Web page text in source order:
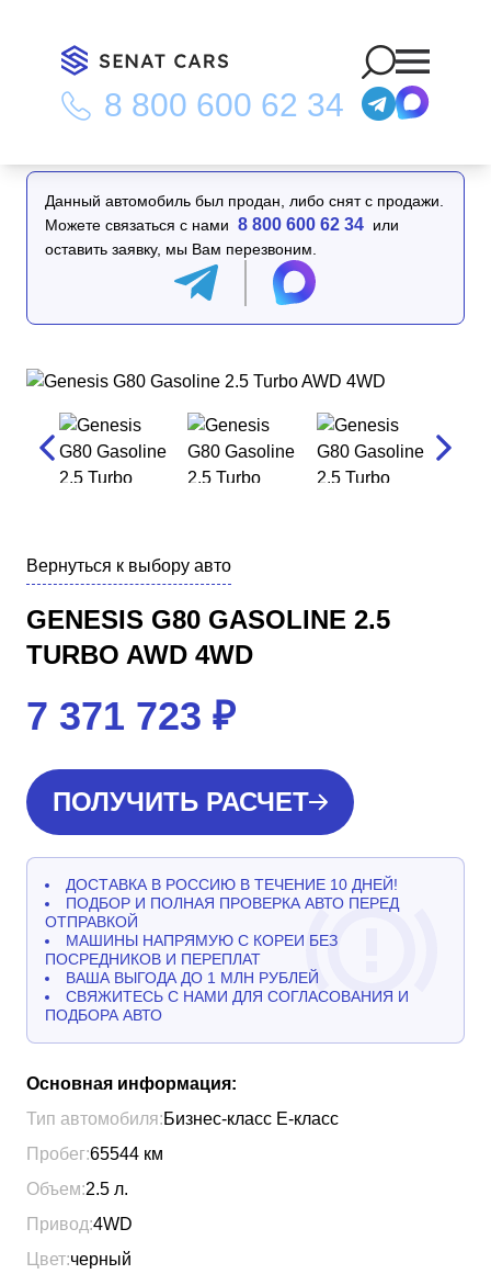
8 800 600 62 34
Главная Каталог/Genesis G80 Gasoline 2.5 Turbo AWD 4WD
Данный автомобиль был продан, либо снят с продажи.
Можете связаться с нами 8 800 600 62 34 или
оставить заявку, мы Вам перезвоним.
Вернуться к выбору авто
GENESIS G80 GASOLINE 2.5
TURBO AWD 4WD
7 371 723 ₽
ПОЛУЧИТЬ РАСЧЕТ
ДОСТАВКА В РОССИЮ В ТЕЧЕНИЕ 10 ДНЕЙ!
ПОДБОР И ПОЛНАЯ ПРОВЕРКА АВТО ПЕРЕД
ОТПРАВКОЙ
МАШИНЫ НАПРЯМУЮ С КОРЕИ БЕЗ
ПОСРЕДНИКОВ И ПЕРЕПЛАТ
ВАША ВЫГОДА ДО 1 МЛН РУБЛЕЙ
СВЯЖИТЕСЬ С НАМИ ДЛЯ СОГЛАСОВАНИЯ И
ПОДБОРА АВТО
Основная информация:
Тип автомобиля:Бизнес-класс Е-класс
Пробег:65544 км
Объем:2.5 л.
Привод:4WD
Цвет:черный